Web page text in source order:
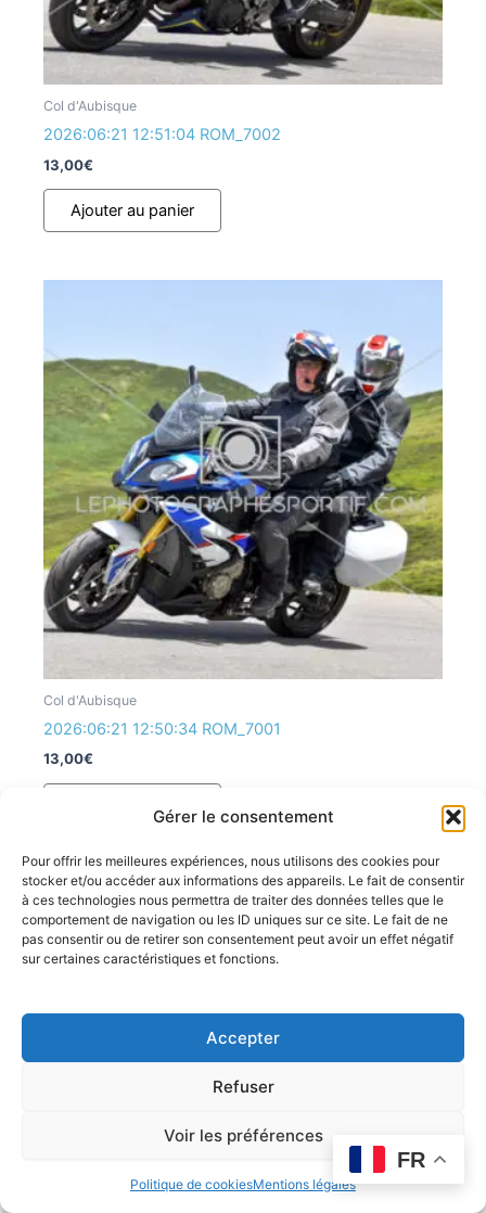
Gérer le consentement
Pour offrir les meilleures expériences, nous utilisons des cookies pour
stocker et/ou accéder aux informations des appareils. Le fait de consentir
à ces technologies nous permettra de traiter des données telles que le
comportement de navigation ou les ID uniques sur ce site. Le fait de ne
pas consentir ou de retirer son consentement peut avoir un effet négatif
sur certaines caractéristiques et fonctions.
Accepter
Refuser
Voir les préférences
Politique de cookiesMentions légales
Col d'Aubisque
2026:06:21 12:51:04 ROM_7002
13,00€
Ajouter au panier
Col d'Aubisque
2026:06:21 12:50:34 ROM_7001
13,00€
Ajouter au panier
FR